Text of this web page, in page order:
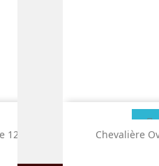
Chevalière
Chevalière Ovale